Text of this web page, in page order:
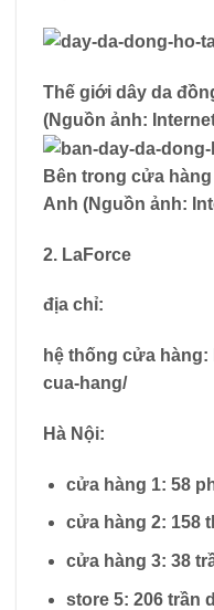
Thế giới dây da
(Nguồn ảnh:
Bên trong cửa
Anh (Nguồn ảnh:
2. LaForce
địa chỉ:
hệ thống cửa
cua-hang/
Hà Nội:
cửa hàng 1: 58
cửa hàng 2: 158
cửa hàng 3: 38
store 5: 206 trần